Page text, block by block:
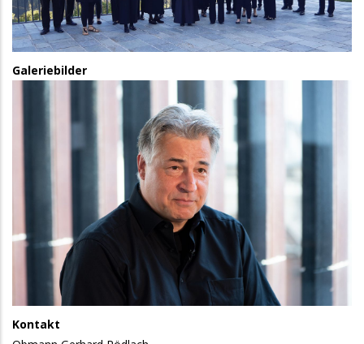
Galeriebilder
Kontakt